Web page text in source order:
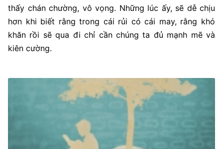
thấy chán chường, vô vọng. Những lúc ấy, sẽ dễ chịu
hơn khi biết rằng trong cái rủi có cái may, rằng khó
khăn rồi sẽ qua đi chỉ cần chúng ta đủ mạnh mẽ và
kiên cường.